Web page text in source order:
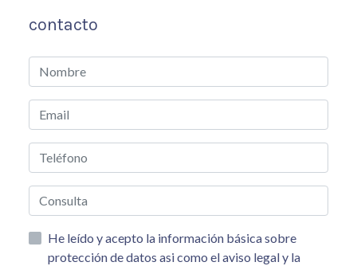
contacto
He leído y acepto la información básica sobre
protección de datos asi como el aviso legal y la